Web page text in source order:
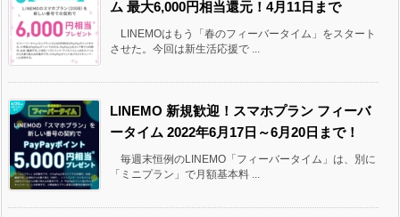
ム 最大6,000円相当還元！4月11日まで
LINEMOはもう「春のフィーバータイム」をスタート
させた。今回は新生活応援で ...
LINEMO 新規歓迎！スマホプラン フィーバ
ータイム 2022年6月17日～6月20日まで！
毎週末恒例のLINEMO「フィーバータイム」は、別に
「ミニプラン」で月額基本料 ...